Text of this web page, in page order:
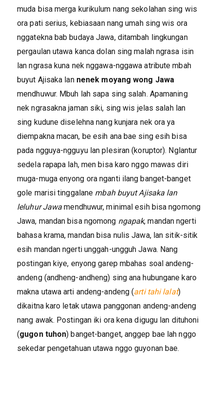
muda bisa merga kurikulum nang sekolahan sing wis
ora pati serius, kebiasaan nang umah sing wis ora
nggatekna bab budaya Jawa, ditambah lingkungan
pergaulan utawa kanca dolan sing malah ngrasa isin
lan ngrasa kuna nek nggawa-nggawa atribute mbah
buyut Ajisaka lan nenek moyang wong Jawa
mendhuwur. Mbuh lah sapa sing salah. Apamaning
nek ngrasakna jaman siki, sing wis jelas salah lan
sing kudune diselehna nang kunjara nek ora ya
diempakna macan, be esih ana bae sing esih bisa
pada ngguya-ngguyu lan plesiran (koruptor). Nglantur
sedela rapapa lah, men bisa karo nggo mawas diri
muga-muga enyong ora nganti ilang banget-banget
gole marisi tinggalane mbah buyut Ajisaka lan
leluhur Jawa mendhuwur, minimal esih bisa ngomong
Jawa, mandan bisa ngomong ngapak, mandan ngerti
bahasa krama, mandan bisa nulis Jawa, lan sitik-sitik
esih mandan ngerti unggah-ungguh Jawa. Nang
postingan kiye, enyong garep mbahas soal andeng-
andeng (andheng-andheng) sing ana hubungane karo
makna utawa arti andeng-andeng (arti tahi lalat)
dikaitna karo letak utawa panggonan andeng-andeng
nang awak. Postingan iki ora kena digugu lan dituhoni
(gugon tuhon) banget-banget, anggep bae lah nggo
sekedar pengetahuan utawa nggo guyonan bae.